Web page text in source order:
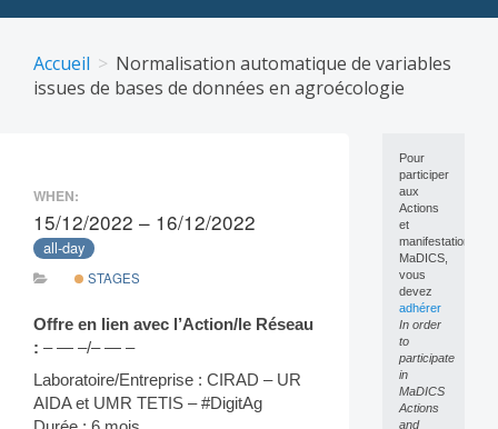
content
Accueil
Normalisation automatique de variables
issues de bases de données en agroécologie
WHEN:
15/12/2022 – 16/12/2022
all-day
STAGES
Offre en lien avec l’Action/le Réseau
: – — –/– — –
Laboratoire/Entreprise : CIRAD – UR
AIDA et UMR TETIS – #DigitAg
Pour
participer
aux
Actions
et
manifestations
MaDICS,
vous
devez
adhérer
In order
to
participate
in
MaDICS
Actions
and